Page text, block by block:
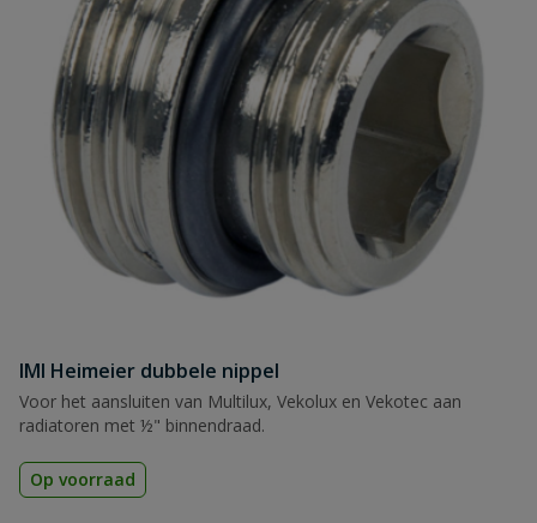
IMI Heimeier dubbele nippel
Voor het aansluiten van Multilux, Vekolux en Vekotec aan
radiatoren met ½" binnendraad.
Op voorraad